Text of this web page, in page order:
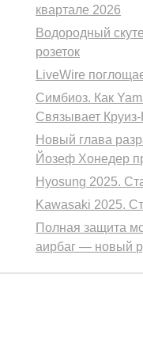
квартале 2026
Водородный
розеток
LiveWire
Симбиоз. Как
Связывает
Новый глава
Йозеф Хонедер
Hyosung 2025.
Kawasaki 2025.
Полная защита
аирбаг — новый